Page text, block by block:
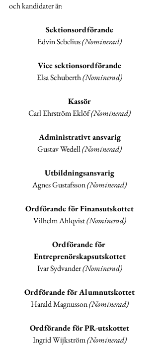
och kandidater är:
Sektionsordförande
Edvin Sebelius (Nominerad)
Vice sektionsordförande
Elsa Schuberth (Nominerad)
Kassör
Carl Ehrström Eklöf (Nominerad)
Administrativt ansvarig
Gustav Wedell (Nominerad)
Utbildningsansvarig
Agnes Gustafsson (Nominerad)
Ordförande för Finansutskottet
Vilhelm Ahlqvist (Nominerad)
Ordförande för
Entreprenörskapsutskottet
Ivar Sydvander (Nominerad)
Ordförande för Alumnutskottet
Harald Magnusson (Nominerad)
Ordförande för PR-utskottet
Ingrid Wijkström (Nominerad)